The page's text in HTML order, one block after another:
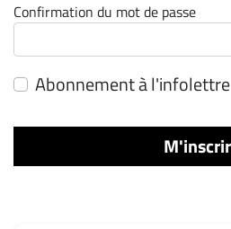
Espace
entreprises
Page
Publier
emploi
Confirmation du mot de passe
Abonnement à l'infolettre